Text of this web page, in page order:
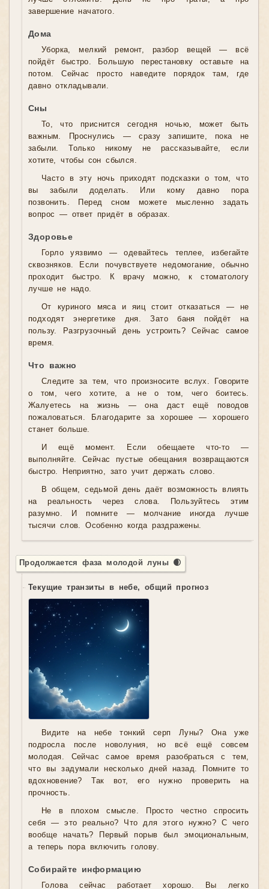
завершение начатого.
Дома
Уборка, мелкий ремонт, разбор вещей — всё
пойдёт быстро. Большую перестановку оставьте на
потом. Сейчас просто наведите порядок там, где
давно откладывали.
Сны
То, что приснится сегодня ночью, может быть
важным. Проснулись — сразу запишите, пока не
забыли. Только никому не рассказывайте, если
хотите, чтобы сон сбылся.
Часто в эту ночь приходят подсказки о том, что
вы забыли доделать. Или кому давно пора
позвонить. Перед сном можете мысленно задать
вопрос — ответ придёт в образах.
Здоровье
Горло уязвимо — одевайтесь теплее, избегайте
сквозняков. Если почувствуете недомогание, обычно
проходит быстро. К врачу можно, к стоматологу
лучше не надо.
От куриного мяса и яиц стоит отказаться — не
подходят энергетике дня. Зато баня пойдёт на
пользу. Разгрузочный день устроить? Сейчас самое
время.
Что важно
Следите за тем, что произносите вслух. Говорите
о том, чего хотите, а не о том, чего боитесь.
Жалуетесь на жизнь — она даст ещё поводов
пожаловаться. Благодарите за хорошее — хорошего
станет больше.
И ещё момент. Если обещаете что-то —
выполняйте. Сейчас пустые обещания возвращаются
быстро. Неприятно, зато учит держать слово.
В общем, седьмой день даёт возможность влиять
на реальность через слова. Пользуйтесь этим
разумно. И помните — молчание иногда лучше
тысячи слов. Особенно когда раздражены.
Продолжается фаза молодой луны 🌒
Текущие транзиты в небе, общий прогноз
Видите на небе тонкий серп Луны? Она уже
подросла после новолуния, но всё ещё совсем
молодая. Сейчас самое время разобраться с тем,
что вы задумали несколько дней назад. Помните то
вдохновение? Так вот, его нужно проверить на
прочность.
Не в плохом смысле. Просто честно спросить
себя — это реально? Что для этого нужно? С чего
вообще начать? Первый порыв был эмоциональным,
а теперь пора включить голову.
Собирайте информацию
Голова сейчас работает хорошо. Вы легко